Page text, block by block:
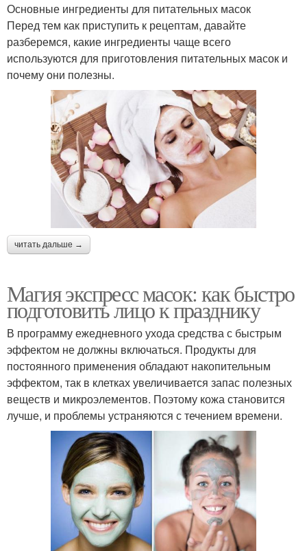
Основные ингредиенты для питательных масок
Перед тем как приступить к рецептам, давайте
разберемся, какие ингредиенты чаще всего
используются для приготовления питательных масок и
почему они полезны.
читать дальше →
Магия экспресс масок: как быстро
подготовить лицо к празднику
В программу ежедневного ухода средства с быстрым
эффектом не должны включаться. Продукты для
постоянного применения обладают накопительным
эффектом, так в клетках увеличивается запас полезных
веществ и микроэлементов. Поэтому кожа становится
лучше, и проблемы устраняются с течением времени.